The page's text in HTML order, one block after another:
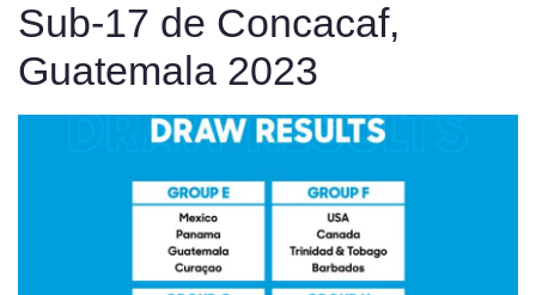
Sub-17 de Concacaf,
Guatemala 2023